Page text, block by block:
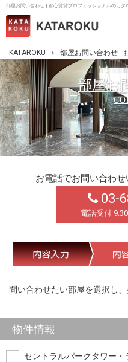
部屋お問い合わせ | 都心賃貸プロフェッショナルのカタ
KATAROKU 部屋お問い合わせ -
部屋お
お電話でお問い合わ
03-
電話受付
問い合わせたい部屋を選択し
物件情報
セントラルパークタワー